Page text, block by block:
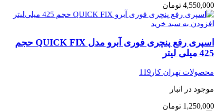
4,550,000 تومان
افزودن به سبد خرید
اسپری رفع پنچری فوری آبرو مدل QUICK FIX حجم
425 میلی لیتر
محصولات تهران کار119
موجود در انبار
1,250,000 تومان